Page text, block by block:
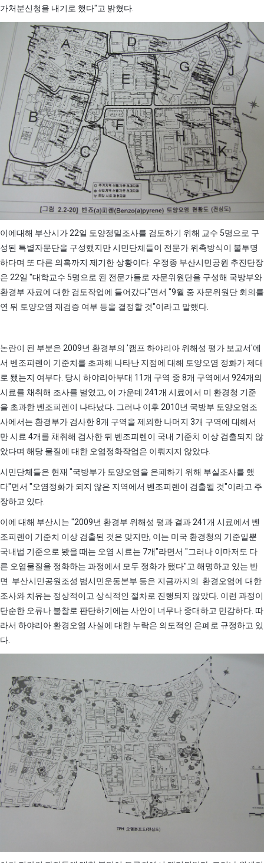
가처분신청을 내기로 했다"고 밝혔다.
이에대해 부산시가 22일 토양정밀조사를 검토하기 위해 교수 5명으로 구
성된 특별자문단을 구성했지만 시민단체들이 전문가 위촉방식이 불투명
하다며 또 다른 의혹까지 제기한 상황이다. 우정종 부산시민공원 추진단장
은 22일 "대학교수 5명으로 된 전문가들로 자문위원단을 구성해 국방부와
환경부 자료에 대한 검토작업에 들어갔다"면서 "9월 중 자문위원단 회의를
연 뒤 토양오염 재검증 여부 등을 결정할 것"이라고 말했다.
논란이 된 부분은 2009년 환경부의 '캠프 하야리아 위해성 평가 보고서'에
서 벤조피렌이 기준치를 초과해 나타난 지점에 대해 토양오염 정화가 제대
로 됐는지 여부다. 당시 하야리아부대 11개 구역 중 8개 구역에서 924개의
시료를 채취해 조사를 벌였고, 이 가운데 241개 시료에서 미 환경청 기준
을 초과한 벤조피렌이 나타났다. 그러나 이후 2010년 국방부 토양오염조
사에서는 환경부가 검사한 8개 구역을 제외한 나머지 3개 구역에 대해서
만 시료 4개를 채취해 검사한 뒤 벤조피렌이 국내 기준치 이상 검출되지 않
았다며 해당 물질에 대한 오염정화작업은 이뤄지지 않았다.
시민단체들은 현재 "국방부가 토양오염을 은폐하기 위해 부실조사를 했
다"면서 "오염정화가 되지 않은 지역에서 벤조피렌이 검출될 것"이라고 주
장하고 있다.
이에 대해 부산시는 "2009년 환경부 위해성 평과 결과 241개 시료에서 벤
조피렌이 기준치 이상 검출된 것은 맞지만, 이는 미국 환경청의 기준일뿐
국내법 기준으로 봤을 때는 오염 시료는 7개"라면서 "그러나 이마저도 다
른 오염물질을 정화하는 과정에서 모두 정화가 됐다"고 해명하고 있는 반
면 부산시민공원조성 범시민운동본부 등은 지금까지의 환경오염에 대한
조사와 치유는 정상적이고 상식적인 절차로 진행되지 않았다. 이런 과정이
단순한 오류나 불찰로 판단하기에는 사안이 너무나 중대하고 민감하다. 따
라서 하야리아 환경오염 사실에 대한 누락은 의도적인 은폐로 규정하고 있
다.